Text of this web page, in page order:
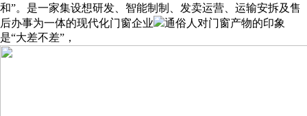
和”。是一家集设想研发、智能制制、发卖运营、运输安拆及售
后办事为一体的现代化门窗企业
通俗人对门窗产物的印象
是“大差不差”，